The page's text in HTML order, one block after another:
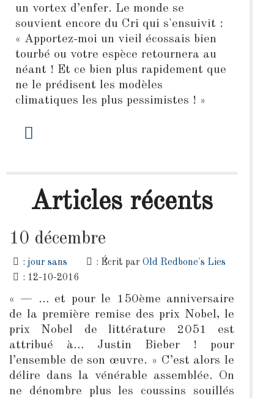
un vortex d’enfer. Le monde se
souvient encore du Cri qui s'ensuivit :
« Apportez-moi un vieil écossais bien
tourbé ou votre espèce retournera au
néant ! Et ce bien plus rapidement que
ne le prédisent les modèles
climatiques les plus pessimistes ! »
Articles récents
10 décembre
:jour sans : Écrit par Old Redbone's Lies
: 12-10-2016
« — … et pour le 150ème anniversaire
de la première remise des prix Nobel, le
prix Nobel de littérature 2051 est
attribué à… Justin Bieber ! pour
l’ensemble de son œuvre. » C’est alors le
délire dans la vénérable assemblée. On
ne dénombre plus les coussins souillés